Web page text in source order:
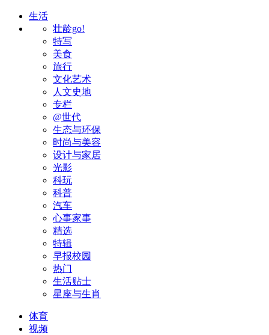
生活
壮龄go!
特写
美食
旅行
文化艺术
人文史地
专栏
@世代
生态与环保
时尚与美容
设计与家居
光影
科玩
科普
汽车
心事家事
精选
特辑
早报校园
热门
生活贴士
星座与生肖
体育
视频